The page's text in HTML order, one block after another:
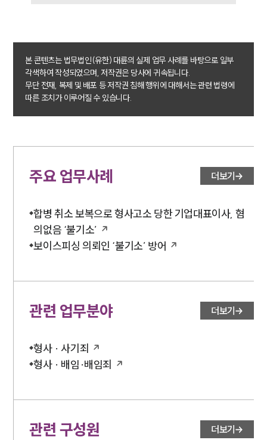
본 콘텐츠는 법무법인(유한) 대륜의 실제 업무 사례를 바탕으로 일부
각색하여 작성되었으며, 저작권은 당사에 귀속됩니다.
무단 전재, 복제 및 배포 등 저작권 침해 행위에 대해서는 관련 법령에
따른 조치가 이루어질 수 있습니다.
주요 업무사례 더보기
합병 취소 보복으로 형사고소 당한 기업대표이사, 혐
의없음 ‘불기소’
보이스피싱 의뢰인 ‘불기소’ 방어
관련 업무분야 더보기
형사 · 사기죄
형사 · 배임·배임죄
관련 구성원 더보기